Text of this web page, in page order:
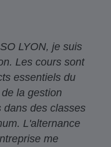
LYON, je suis
Les cours sont
essentiels du
la gestion
dans des classes
L'alternance
me